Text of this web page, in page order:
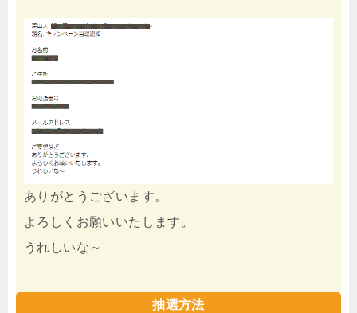
ありがとうございます。
よろしくお願いいたします。
うれしいな～
抽選方法